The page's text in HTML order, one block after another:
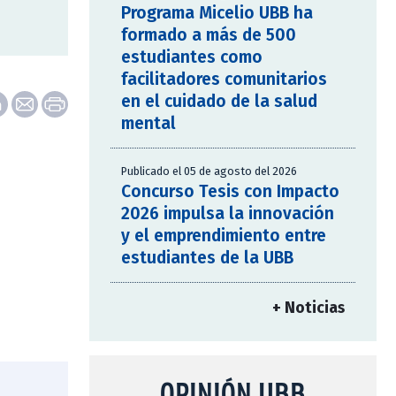
Programa Micelio UBB ha
formado a más de 500
estudiantes como
facilitadores comunitarios
en el cuidado de la salud
mental
Publicado el 05 de agosto del 2026
Concurso Tesis con Impacto
2026 impulsa la innovación
y el emprendimiento entre
estudiantes de la UBB
+ Noticias